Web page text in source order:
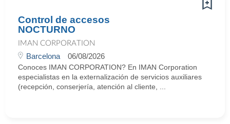
Control de accesos
NOCTURNO
IMAN CORPORATION
Barcelona 06/08/2026
Conoces IMAN CORPORATION? En IMAN Corporation
especialistas en la externalización de servicios auxiliares
(recepción, conserjería, atención al cliente, ...